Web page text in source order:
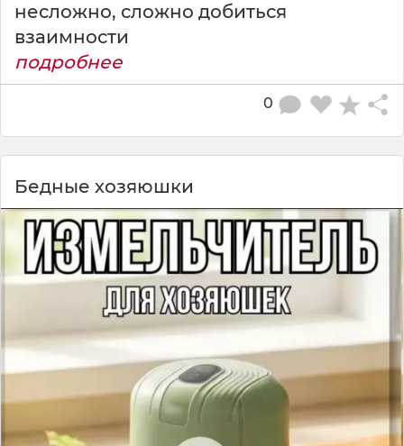
несложно, сложно добиться
взаимности
подробнее
0
Бедные хозяюшки